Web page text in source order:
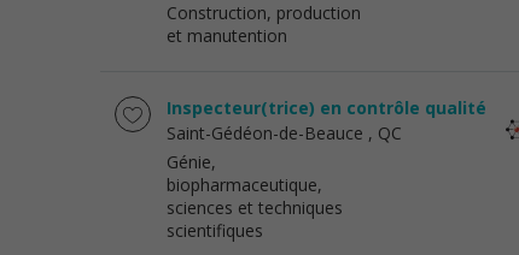
Construction, production
et manutention
Inspecteur(trice) en contrôle qualité
Saint-Gédéon-de-Beauce , QC
Génie,
biopharmaceutique,
sciences et techniques
scientifiques